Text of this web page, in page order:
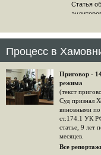
Статья
ЮКОСу.
15.08.2014
стороны
защитой
Zeitung"
решении.
48
Процесс в
Приговор -
режима
(текст
Суд признал
виновными
ст.174.1 УК
статье, 9 лет
месяцев.
Все